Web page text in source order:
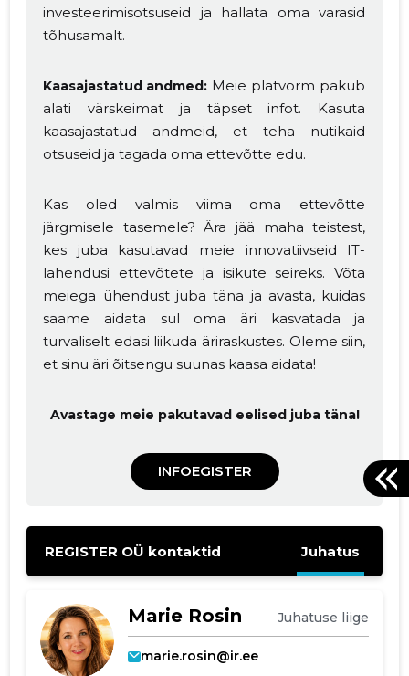
investeerimisotsuseid ja hallata oma varasid
tõhusamalt.
Kaasajastatud andmed: Meie platvorm pakub
alati värskeimat ja täpset infot. Kasuta
kaasajastatud andmeid, et teha nutikaid
otsuseid ja tagada oma ettevõtte edu.
Kas oled valmis viima oma ettevõtte
järgmisele tasemele? Ära jää maha teistest,
kes juba kasutavad meie innovatiivseid IT-
lahendusi ettevõtete ja isikute seireks. Võta
meiega ühendust juba täna ja avasta, kuidas
saame aidata sul oma äri kasvatada ja
turvaliselt edasi liikuda äriraskustes. Oleme siin,
et sinu äri õitsengu suunas kaasa aidata!
Avastage meie pakutavad eelised juba täna!
INFOEGISTER
REGISTER OÜ kontaktid Juhatus
Marie Rosin Juhatuse liige
marie.rosin@ir.ee